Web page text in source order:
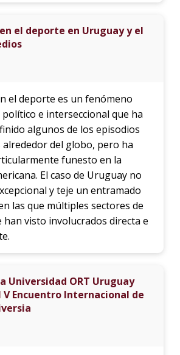
el deporte en Uruguay y el
el deporte es un fenómeno
e interseccional que ha
algunos de los episodios
alrededor del globo, pero ha
funesto en la
El caso de Uruguay no
y teje un entramado
las que múltiples sectores de
han visto involucrados directa e
Universidad ORT Uruguay
Encuentro Internacional de